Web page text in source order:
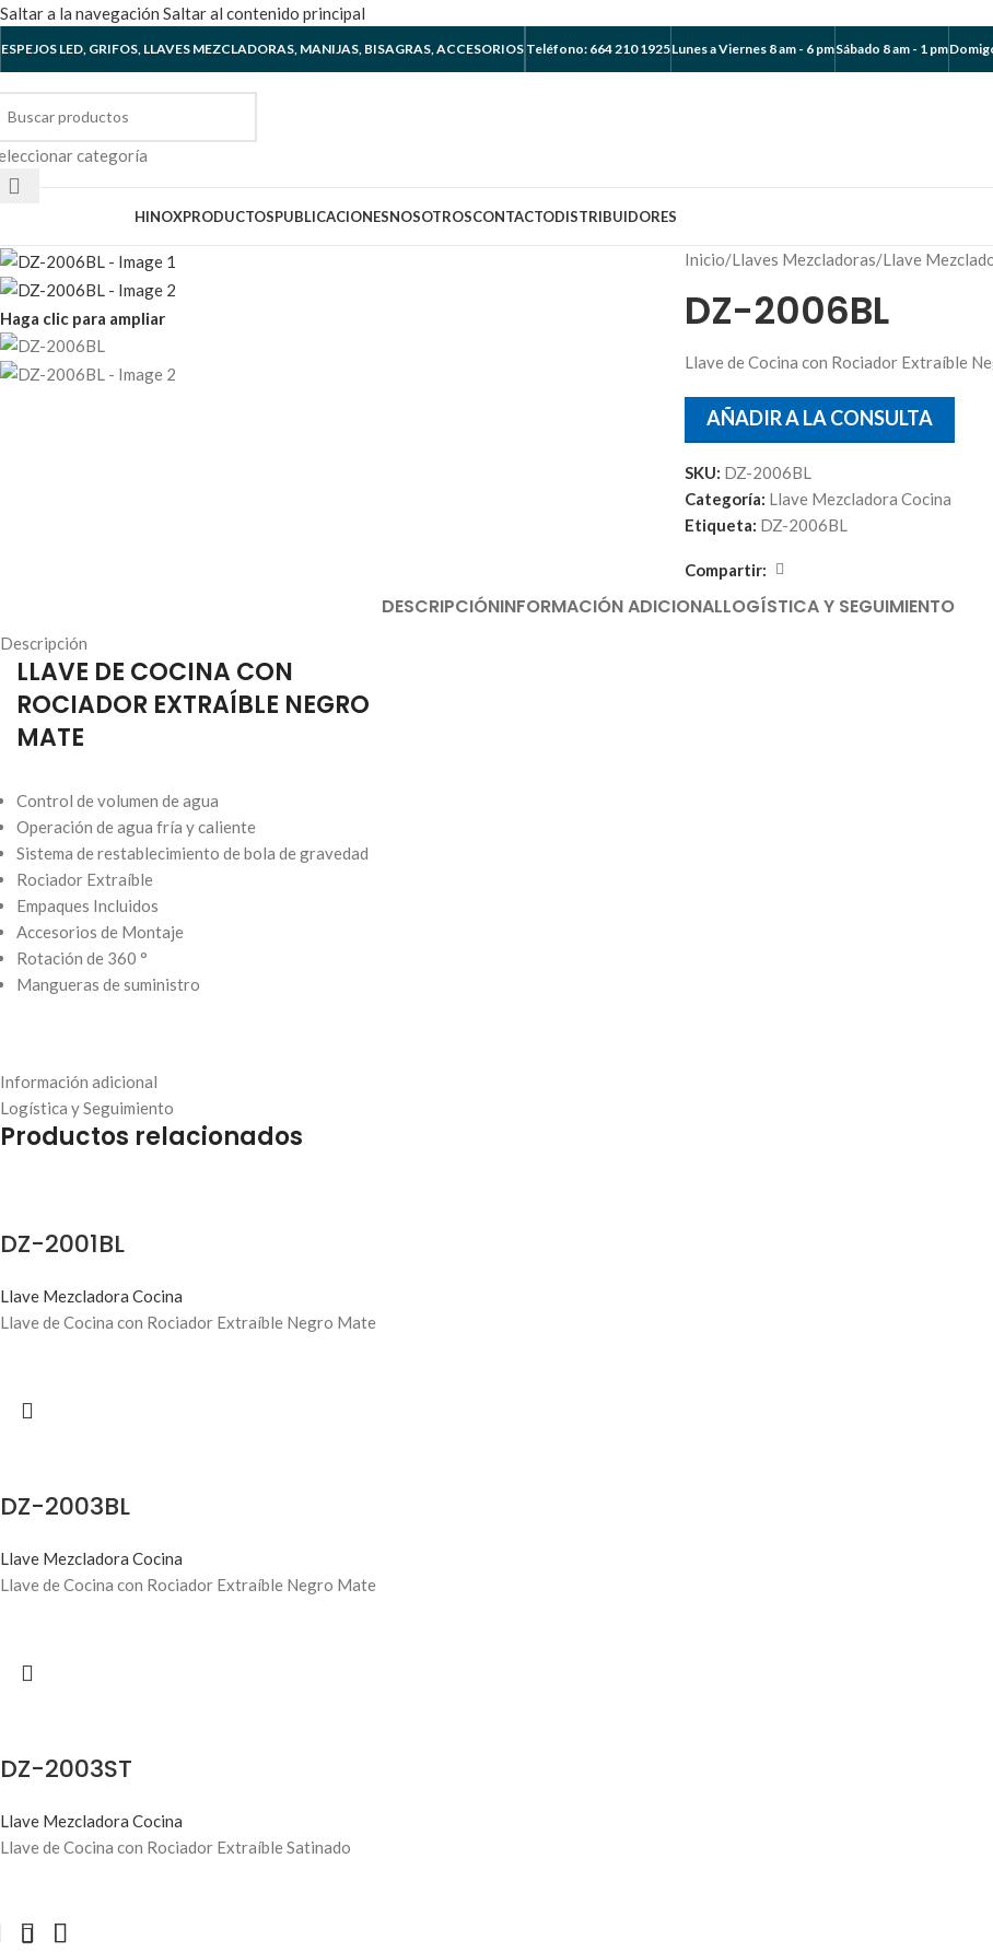
Saltar a la navegación Saltar al contenido principal
ESPEJOS LED, GRIFOS, LLAVES MEZCLADORAS, MANIJAS, BISAGRAS, ACCESORIOS Teléfono: 664 210 1925Lunes a Viernes 8 am - 6 pmSábado 8 am - 1 pm
categoría
HINOXPRODUCTOSPUBLICACIONESNOSOTROSCONTACTODISTRIBUIDORES
Haga clic para ampliar
Inicio/Llaves Mezcladoras/Llave
DZ-2006BL
Llave de Cocina con Rociador Extraíble
AÑADIR A LA CONSULTA
SKU: DZ-2006BL
Categoría: Llave Mezcladora Cocina
Etiqueta: DZ-2006BL
Compartir:
DESCRIPCIÓNINFORMACIÓN ADICIONALLOGÍSTICA Y SEGUIMIENTO
Descripción
LLAVE DE COCINA CON
ROCIADOR EXTRAÍBLE NEGRO
MATE
Control de volumen de agua
Operación de agua fría y caliente
Sistema de restablecimiento de bola de gravedad
Rociador Extraíble
Empaques Incluidos
Accesorios de Montaje
Rotación de 360 ​​°
Mangueras de suministro
Información adicional
Logística y Seguimiento
Productos relacionados
DZ-2001BL
Llave Mezcladora Cocina
Llave de Cocina con Rociador Extraíble Negro Mate
DZ-2003BL
Llave Mezcladora Cocina
Llave de Cocina con Rociador Extraíble Negro Mate
DZ-2003ST
Llave Mezcladora Cocina
Llave de Cocina con Rociador Extraíble Satinado